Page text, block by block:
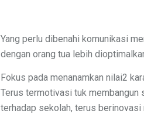
Yang perlu dibenahi komunikasi
dengan orang tua lebih
Fokus pada menanamkan nilai2
Terus termotivasi tuk membangun
terhadap sekolah, terus berinovasi